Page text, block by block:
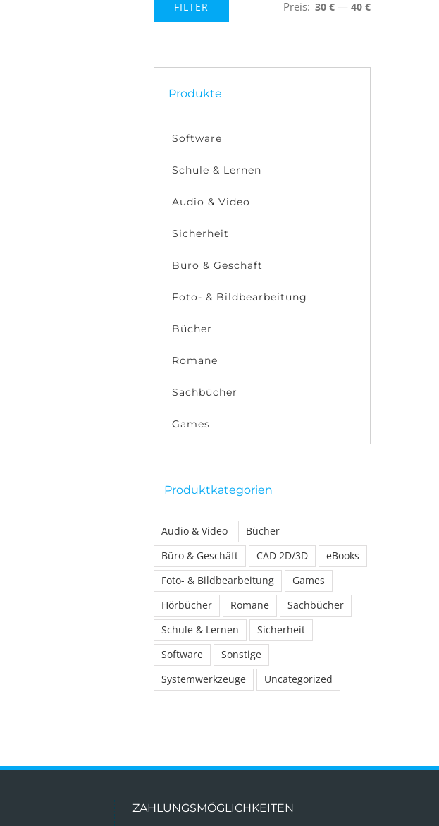
Preis
Preis
FILTER Preis: 30 € — 40 €
Produkte
Software
Schule & Lernen
Audio & Video
Sicherheit
Büro & Geschäft
Foto- & Bildbearbeitung
Bücher
Romane
Sachbücher
Games
Produktkategorien
Audio & Video
Bücher
Büro & Geschäft
CAD 2D/3D
eBooks
Foto- & Bildbearbeitung
Games
Hörbücher
Romane
Sachbücher
Schule & Lernen
Sicherheit
Software
Sonstige
Systemwerkzeuge
Uncategorized
ZAHLUNGSMÖGLICHKEITEN